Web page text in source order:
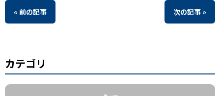
« 前の記事 次の記事 »
カテゴリ